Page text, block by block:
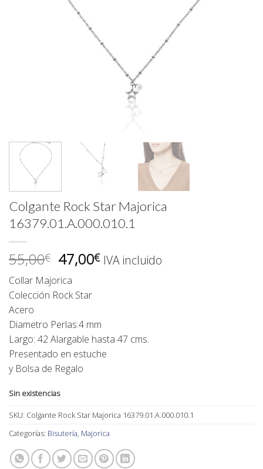
Colgante Rock Star Majorica
16379.01.A.000.010.1
55,00€ El
precio
original
era:
47,00€ElIVA incluido
Collar Majorica
Colección Rock Star
Acero
Diametro Perlas:4 mm
Largo: 42 Alargable hasta 47 cms.
Presentado en estuche
y Bolsa de Regalo
Sin existencias
SKU: Colgante Rock Star Majorica 16379.01.A.000.010.1
Categorías: Bisutería Majorica